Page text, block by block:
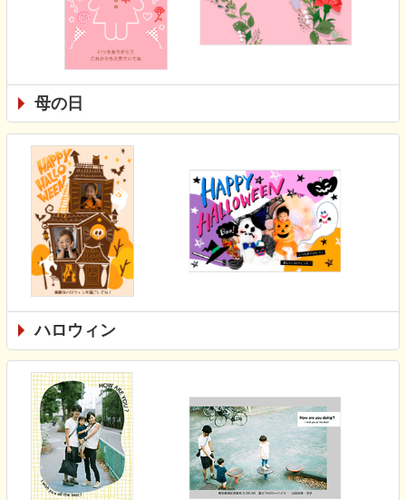
母の日
ハロウィン